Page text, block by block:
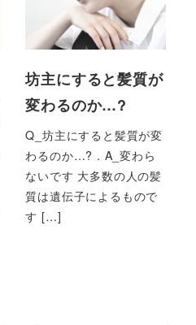
坊主にすると髪質が
変わるのか…?
Q_坊主にすると髪質が変
わるのか…? . A_変わら
ないです 大多数の人の髪
質は遺伝子によるもので
す […]